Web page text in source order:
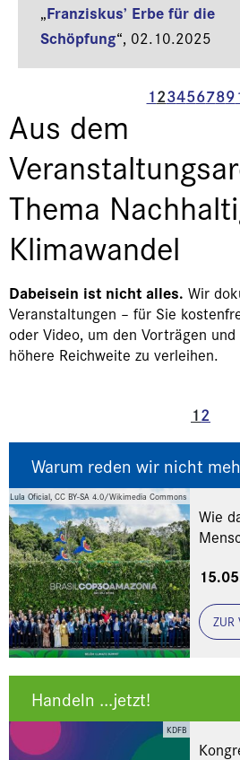
„Franziskus’ Erbe für die
Schöpfung“, 02.10.2025
123456789
Aus dem
Thema
Klimawandel
Dabeisein ist nicht alles. Wir
Veranstaltungen – für Sie
oder Video, um den Vorträgen
höhere Reichweite zu verleihen.
12
Lula Oficial, CC BY-SA 4.0/Wikimedia Commons
Warum reden wir nicht
Wie
ZUR
KDFB
Handeln ...jetzt!